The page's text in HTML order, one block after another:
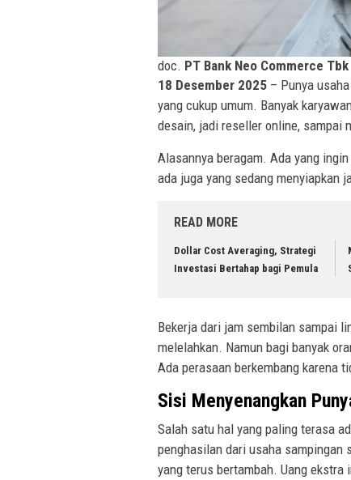
doc. PT Bank Neo Commerce Tbk
18 Desember 2025 – Punya
yang cukup umum. Banyak
desain, jadi reseller online, sampai
Alasannya beragam. Ada yang
ada juga yang sedang menyiapkan
READ MORE
Dollar Cost Averaging, Strategi
Investasi Bertahap bagi Pemula
Bekerja dari jam sembilan sampai
melelahkan. Namun bagi banyak
Ada perasaan berkembang karena
Sisi Menyenangkan
Salah satu hal yang paling terasa
penghasilan dari usaha sampingan
yang terus bertambah. Uang